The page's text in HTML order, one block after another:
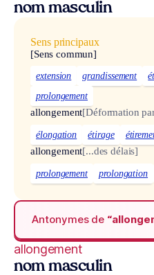
nom masculin
Sens principaux
[Sens commun]
extension grandissement
prolongement
allongement[Déformation
élongation étirage
allongement[...des délais]
prolongement prolongation
Antonymes de
allongement
nom masculin